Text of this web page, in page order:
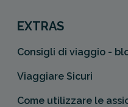
EXTRAS
Consigli di viaggio -
Viaggiare Sicuri
Come utilizzare le